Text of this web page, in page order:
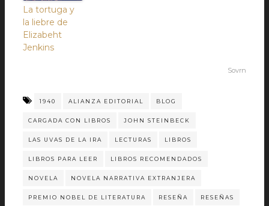
La tortuga y
la liebre de
Elizabeht
Jenkins
Sovrn
1940 ALIANZA EDITORIAL BLOG
CARGADA CON LIBROS JOHN STEINBECK
LAS UVAS DE LA IRA LECTURAS LIBROS
LIBROS PARA LEER LIBROS RECOMENDADOS
NOVELA NOVELA NARRATIVA EXTRANJERA
PREMIO NOBEL DE LITERATURA RESEÑA RESEÑAS